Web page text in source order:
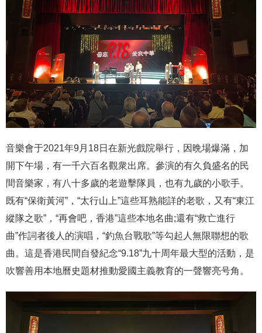
音樂會于2021年9月18日在新光戲院舉行，因晩場爆滿，加
開下午場，有一千六百名觀衆出席。參演的有久負盛名的民
間音樂家，有八十多歲的老遊擊隊員，也有九歲的小歌手。
既有“保衛黃河”，“太行山上”這些耳熟能詳的老歌，又有“東江
縱隊之歌”，“再會吧，香港”這些本地名曲;還有“救亡進行
曲”作詞者後人的演唱，“釣魚台戰歌”等勾起人無限聯想的歌
曲。這是香港民間自發紀念“9.18”九十周年最大型的活動，是
吹響善用本地曆史題材推動愛國主義教育的一聲響亮号角。